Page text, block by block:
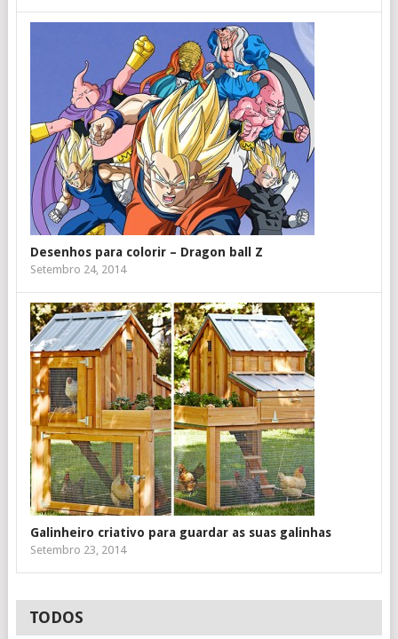
Desenhos para colorir – Dragon ball Z
Setembro 24, 2014
Galinheiro criativo para guardar as suas galinhas
Setembro 23, 2014
TODOS